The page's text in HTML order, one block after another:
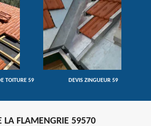
TOITURE 59 DEVIS ZINGUEUR 59
LA FLAMENGRIE 59570